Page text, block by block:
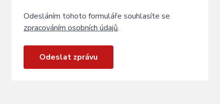
Odesláním tohoto formuláře souhlasíte se
zpracováním osobních údajů.
Odeslat zprávu